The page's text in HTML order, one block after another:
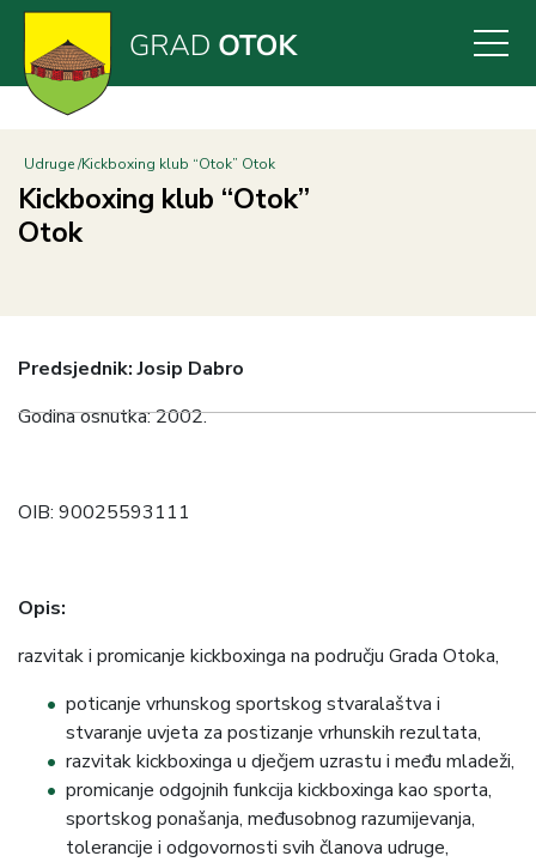
Skoči
glavni
sadržaj
Udruge Kickboxing klub “Otok” Otok
Kickboxing klub “Otok”
Otok
Predsjednik: Josip Dabro
Godina osnutka: 2002.
OIB: 90025593111
Opis:
razvitak i promicanje kickboxinga na području Grada Otoka,
poticanje vrhunskog sportskog stvaralaštva i
stvaranje uvjeta za postizanje vrhunskih rezultata,
razvitak kickboxinga u dječjem uzrastu i među mladeži,
promicanje odgojnih funkcija kickboxinga kao sporta,
sportskog ponašanja, međusobnog razumijevanja,
tolerancije i odgovornosti svih članova udruge,